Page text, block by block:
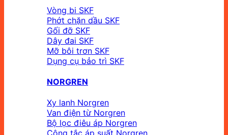
Vòng bi SKF
Phớt chặn dầu SKF
Gối đỡ SKF
Dây đai SKF
Mỡ bôi trơn SKF
Dụng cụ bảo trì SKF
NORGREN
Xy lanh Norgren
Van điện từ Norgren
Bộ lọc điêu áp Norgren